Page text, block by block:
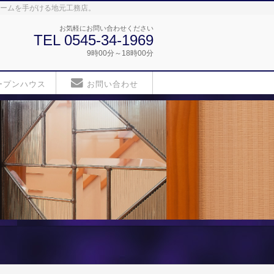
ムを手がける地元工務店。
お気軽にお問い合わせください
TEL 0545-34-1969
9時00分～18時00分
プンハウス お問い合わせ